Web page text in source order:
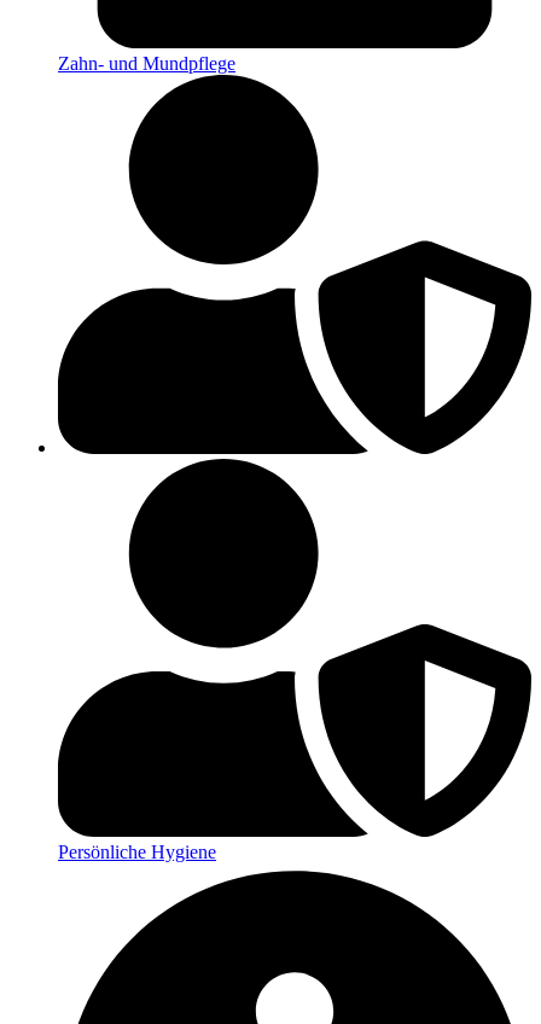
Zahn- und Mundpflege
Persönliche Hygiene